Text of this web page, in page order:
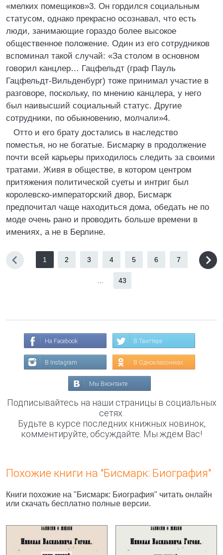
«мелких помещиков»3. Он гордился социальным
статусом, однако прекрасно осознавал, что есть
люди, занимающие гораздо более высокое
общественное положение. Один из его сотрудников
вспоминал такой случай: «За столом в основном
говорил канцлер… Гацфельдт (граф Пауль
Гацфельдт-Вильденбург) тоже принимал участие в
разговоре, поскольку, по мнению канцлера, у него
был наивысший социальный статус. Другие
сотрудники, по обыкновению, молчали»4.
Отто и его брату достались в наследство
поместья, но не богатые. Бисмарку в продолжение
почти всей карьеры приходилось следить за своими
тратами. Живя в обществе, в котором центром
притяжения политической суеты и интриг был
королевско-императорский двор, Бисмарк
предпочитал чаще находиться дома, обедать не по
моде очень рано и проводить больше времени в
имениях, а не в Берлине.
1 2 3 4 5 6 7
43
На Facebook В Твиттере
В Instagram В Одноклассниках
Мы Вконтакте
Подписывайтесь на наши страницы в социальных
сетях.
Будьте в курсе последних книжных новинок,
комментируйте, обсуждайте. Мы ждём Вас!
Похожие книги на "Бисмарк: Биография"
Книги похожие на "Бисмарк: Биография" читать онлайн
или скачать бесплатно полные версии.